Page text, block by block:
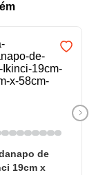
de
19cm x